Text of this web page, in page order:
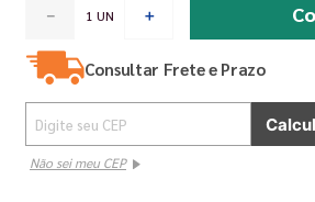
＋
－
Consultar Frete e Prazo
Não sei meu CEP